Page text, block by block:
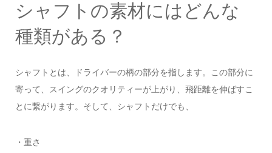
シャフトの素材にはどんな
種類がある？
シャフトとは、ドライバーの柄の部分を指します。この部分に
寄って、スイングのクオリティーが上がり、飛距離を伸ばすこ
とに繋がります。そして、シャフトだけでも、
・重さ